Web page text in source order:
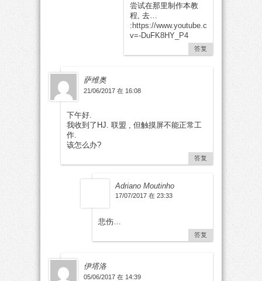
尝试在那里制作本教
程, 去…
: https://www.youtube.com/watch?
v=-DuFK8HY_P4
答复
萨维奥
21/06/2017 在 16:08
下午好.
我收到了HJ. 联盟 , 但触摸屏不能正常工
作.
该怎么办?
答复
Adriano Moutinho
17/07/2017 在 23:33
悲伤…
答复
伊塔洛
05/06/2017 在 14:39